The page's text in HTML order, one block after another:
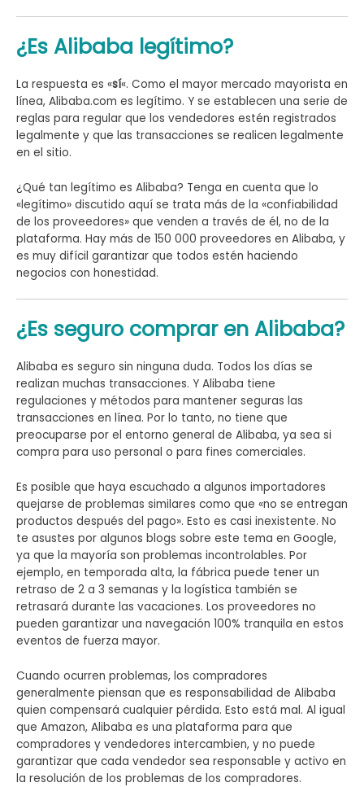
¿Es Alibaba legítimo?
La respuesta es «sí«. Como el mayor mercado mayorista en
línea, Alibaba.com es legítimo. Y se establecen una serie de
reglas para regular que los vendedores estén registrados
legalmente y que las transacciones se realicen legalmente
en el sitio.
¿Qué tan legítimo es Alibaba? Tenga en cuenta que lo
«legítimo» discutido aquí se trata más de la «confiabilidad
de los proveedores» que venden a través de él, no de la
plataforma. Hay más de 150 000 proveedores en Alibaba, y
es muy difícil garantizar que todos estén haciendo
negocios con honestidad.
¿Es seguro comprar en Alibaba?
Alibaba es seguro sin ninguna duda. Todos los días se
realizan muchas transacciones. Y Alibaba tiene
regulaciones y métodos para mantener seguras las
transacciones en línea. Por lo tanto, no tiene que
preocuparse por el entorno general de Alibaba, ya sea si
compra para uso personal o para fines comerciales.
Es posible que haya escuchado a algunos importadores
quejarse de problemas similares como que «no se entregan
productos después del pago». Esto es casi inexistente. No
te asustes por algunos blogs sobre este tema en Google,
ya que la mayoría son problemas incontrolables. Por
ejemplo, en temporada alta, la fábrica puede tener un
retraso de 2 a 3 semanas y la logística también se
retrasará durante las vacaciones. Los proveedores no
pueden garantizar una navegación 100% tranquila en estos
eventos de fuerza mayor.
Cuando ocurren problemas, los compradores
generalmente piensan que es responsabilidad de Alibaba
quien compensará cualquier pérdida. Esto está mal. Al igual
que Amazon, Alibaba es una plataforma para que
compradores y vendedores intercambien, y no puede
garantizar que cada vendedor sea responsable y activo en
la resolución de los problemas de los compradores.